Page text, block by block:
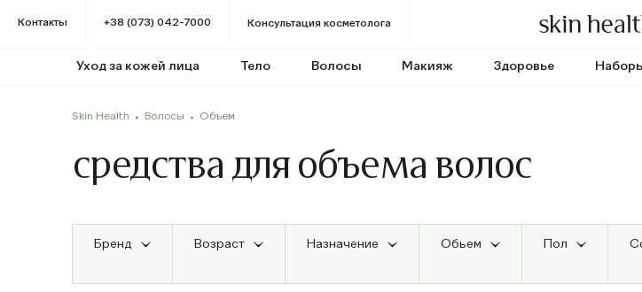
Контакты +38 (073) 042-7000 Консультация косметолога
Уход за кожей лица Тело Волосы Макияж Здоровье
Skin Health Волосы Объем
средства для объема волос
Бренд Возраст Назначение Обьем Пол